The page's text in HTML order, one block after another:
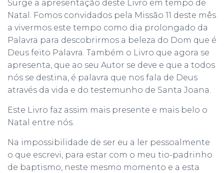
Surge a apresentação deste Livro em tempo de
Natal. Fomos convidados pela Missão 11 deste mês
a vivermos este tempo como dia prolongado da
Palavra para descobrirmos a beleza do Dom que é
Deus feito Palavra. Também o Livro que agora se
apresenta, que ao seu Autor se deve e que a todos
nós se destina, é palavra que nos fala de Deus
através da vida e do testemunho de Santa Joana.
Este Livro faz assim mais presente e mais belo o
Natal entre nós.
Na impossibilidade de ser eu a ler pessoalmente
o que escrevi, para estar com o meu tio-padrinho
de baptismo, neste mesmo momento e a esta